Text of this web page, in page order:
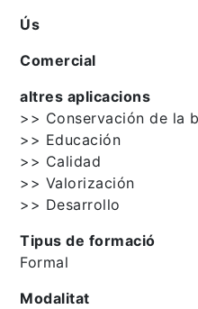
Ús
Comercial
altres aplicacions
>> Conservación de la
>> Educación
>> Calidad
>> Valorización
>> Desarrollo
Tipus de formació
Formal
Modalitat